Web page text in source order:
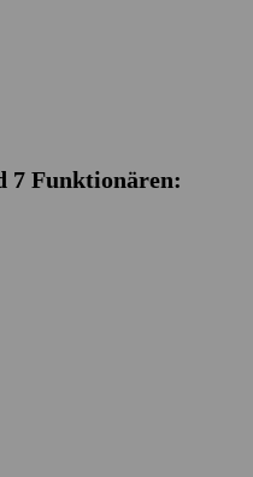
7 Funktionären: